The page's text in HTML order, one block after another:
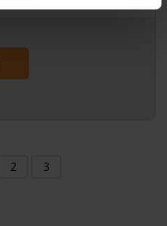
2 3